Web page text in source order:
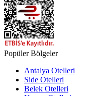
Popüler Bölgeler
Antalya Otelleri
Side Otelleri
Belek Otelleri